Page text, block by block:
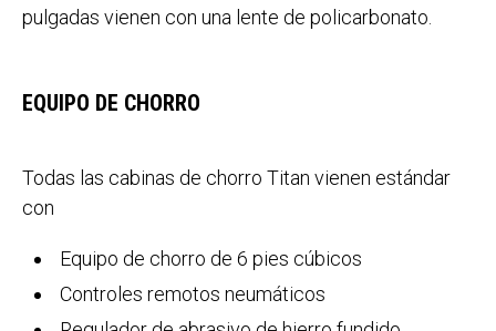
pulgadas vienen con una lente de policarbonato.
EQUIPO DE CHORRO
Todas las cabinas de chorro Titan vienen estándar
con
Equipo de chorro de 6 pies cúbicos
Controles remotos neumáticos